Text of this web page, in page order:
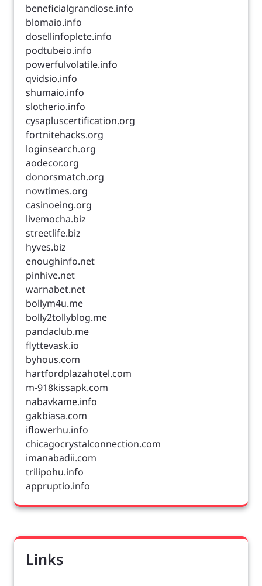
beneficialgrandiose.info
blomaio.info
dosellinfoplete.info
podtubeio.info
powerfulvolatile.info
qvidsio.info
shumaio.info
slotherio.info
cysapluscertification.org
fortnitehacks.org
loginsearch.org
aodecor.org
donorsmatch.org
nowtimes.org
casinoeing.org
livemocha.biz
streetlife.biz
hyves.biz
enoughinfo.net
pinhive.net
warnabet.net
bollym4u.me
bolly2tollyblog.me
pandaclub.me
flyttevask.io
byhous.com
hartfordplazahotel.com
m-918kissapk.com
nabavkame.info
gakbiasa.com
iflowerhu.info
chicagocrystalconnection.com
imanabadii.com
trilipohu.info
appruptio.info
Links